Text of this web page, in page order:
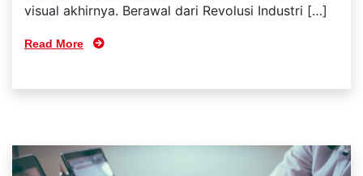
visual akhirnya. Berawal dari Revolusi Industri […]
Read More